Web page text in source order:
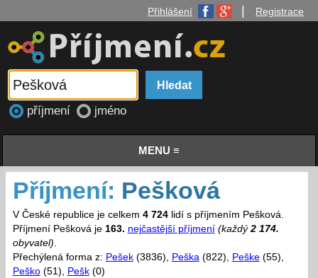
Přihlášení Registrace
příjmení jméno
MENU ≡
Příjmení: Pešková
V České republice je celkem 4 724lidí s příjmením Pešková.
Příjmení Pešková je 163. nejčastější příjmení (každý2 174.
obyvatel).
Přechýlená forma z: Pešek(3836), Peška(822), Peške(55),
Peško(51), Pešk(0)